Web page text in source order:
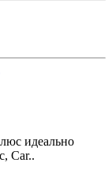
идеально
Car..